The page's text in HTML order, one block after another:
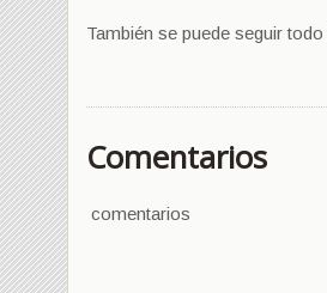
También se puede seguir
Comentarios
comentarios